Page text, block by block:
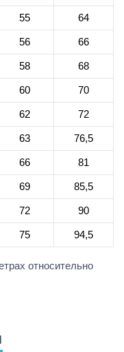
55 64
56 66
58 68
60 70
62 72
63 76,5
66 81
69 85,5
72 90
75 94,5
относительно